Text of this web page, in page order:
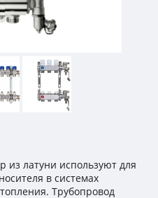
из латуни используют для
в системах
Трубопровод